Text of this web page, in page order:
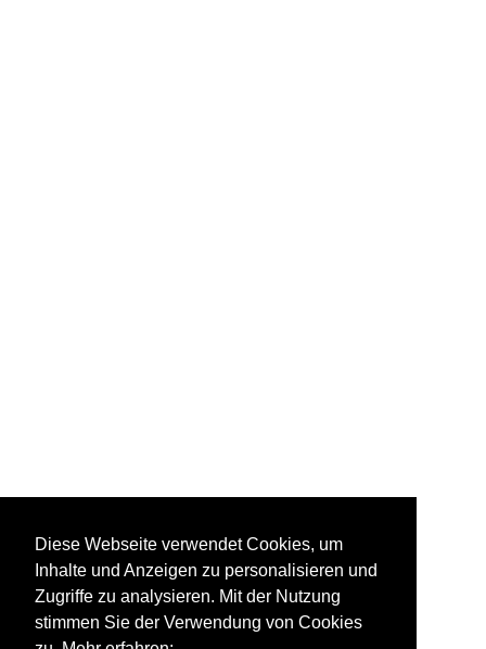
Diese Webseite verwendet Cookies, um
Inhalte und Anzeigen zu personalisieren und
Zugriffe zu analysieren. Mit der Nutzung
stimmen Sie der Verwendung von Cookies